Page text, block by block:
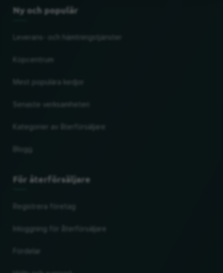
Ny och populär
Leverans- och hämtningstjänster
Senaste verksamheten
För återförsäljare
Inloggning för återförsäljare